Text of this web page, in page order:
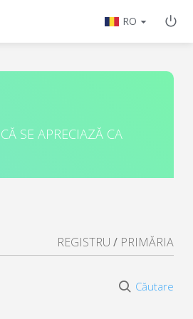
RO
SE APRECIAZĂ CA
REGISTRU / PRIMĂRIA
Căutare